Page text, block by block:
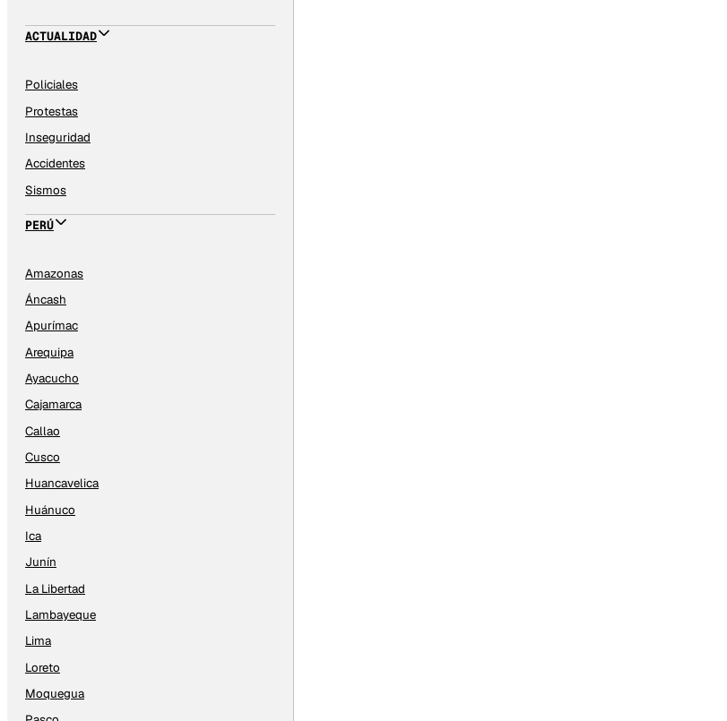
ACTUALIDAD
Policiales
Protestas
Inseguridad
Accidentes
Sismos
PERÚ
Amazonas
Áncash
Apurímac
Arequipa
Ayacucho
Cajamarca
Callao
Cusco
Huancavelica
Huánuco
Ica
Junín
La Libertad
Lambayeque
Lima
Loreto
Moquegua